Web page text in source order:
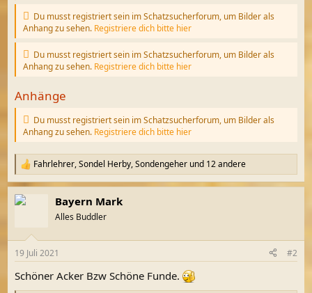
Du musst registriert sein im Schatzsucherforum, um Bilder als
Anhang zu sehen. Registriere dich bitte hier
Du musst registriert sein im Schatzsucherforum, um Bilder als
Anhang zu sehen. Registriere dich bitte hier
Anhänge
Du musst registriert sein im Schatzsucherforum, um Bilder als
Anhang zu sehen. Registriere dich bitte hier
R
e
a
k
e
:
Fahrlehrer,Sondel Herby,Sondengeher und 12 andere
Bayern Mark
Alles Buddler
19 Juli 2021 #2
Schöner Acker Bzw Schöne Funde.